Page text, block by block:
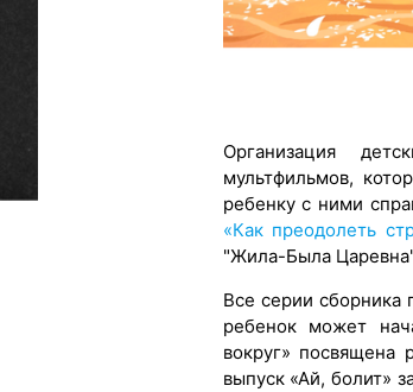
Организация
мультфильмов,
ребенку с ними
«Как преодолеть
"Жила-Была
Все серии сборника
ребенок может
вокруг» посвящена
выпуск «Ай, болит»